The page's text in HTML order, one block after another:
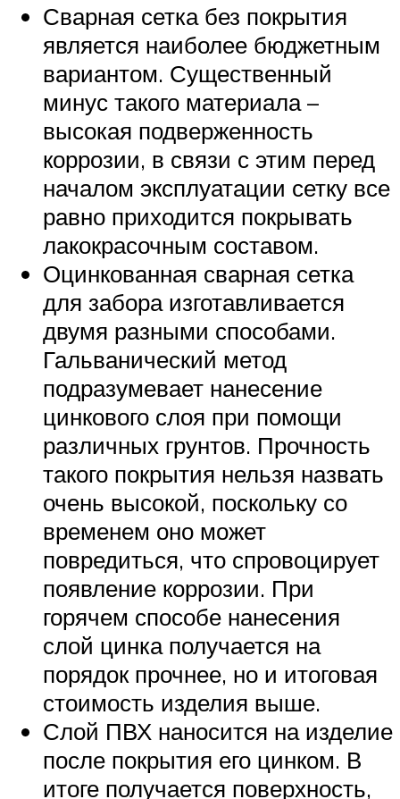
Сварная сетка без покрытия
является наиболее бюджетным
вариантом. Существенный
минус такого материала –
высокая подверженность
коррозии, в связи с этим перед
началом эксплуатации сетку все
равно приходится покрывать
лакокрасочным составом.
Оцинкованная сварная сетка
для забора изготавливается
двумя разными способами.
Гальванический метод
подразумевает нанесение
цинкового слоя при помощи
различных грунтов. Прочность
такого покрытия нельзя назвать
очень высокой, поскольку со
временем оно может
повредиться, что спровоцирует
появление коррозии. При
горячем способе нанесения
слой цинка получается на
порядок прочнее, но и итоговая
стоимость изделия выше.
Слой ПВХ наносится на изделие
после покрытия его цинком. В
итоге получается поверхность,